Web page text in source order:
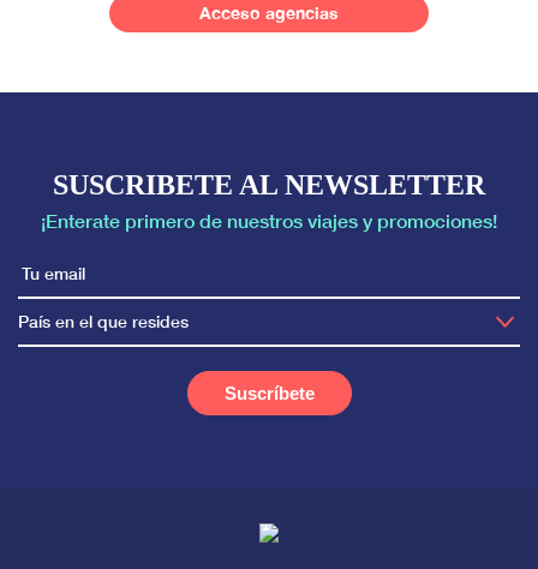
Acceso agencias
SUSCRIBETE AL NEWSLETTER
¡Enterate primero de nuestros viajes y promociones!
País en el que resides